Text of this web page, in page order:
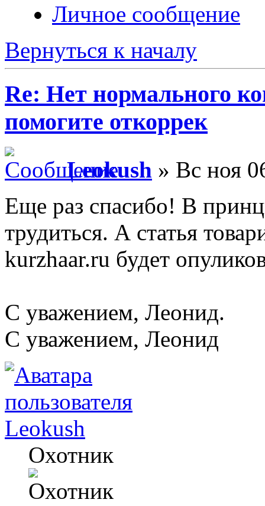
Личное сообщение
Вернуться к началу
Re: Нет нормального
помогите откоррек
Leokush » Вс ноя
Еще раз спасибо! В
трудиться. А статья
kurzhaar.ru будет
С уважением, Леонид.
C уважением, Леонид
Leokush
Охотник